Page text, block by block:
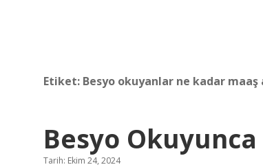
Etiket: Besyo okuyanlar ne kadar maaş
Besyo
Tarih: Ekim 24, 2024